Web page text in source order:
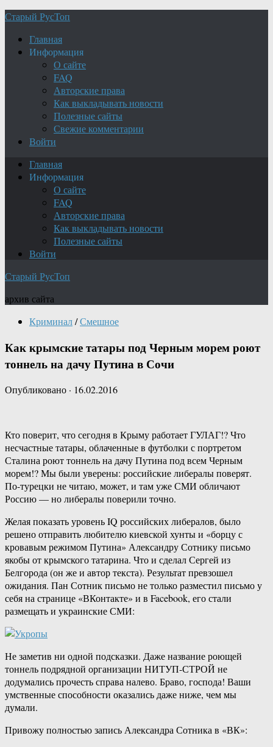
Старый РусТоп
Главная
Информация
О сайте
FAQ
Авторские права
Как выкладывать новости
Полезные сайты
Свежие комментарии
Войти
Главная
Информация
О сайте
FAQ
Авторские права
Как выкладывать новости
Полезные сайты
Войти
Старый РусТоп
архив сайта
Криминал/Смешное
Как крымские татары под Черным морем роют
тоннель на дачу Путина в Сочи
Опубликовано · 16.02.2016
Кто поверит, что сегодня в Крыму работает ГУЛАГ!? Что
несчастные татары, облаченные в футболки с портретом
Сталина роют тоннель на дачу Путина под всем Черным
морем!? Мы были уверены: российские либералы поверят.
По-турецки не читаю, может, и там уже СМИ обличают
Россию — но либералы поверили точно.
Желая показать уровень IQ российских либералов, было
решено отправить любителю киевской хунты и «борцу с
кровавым режимом Путина» Александру Сотнику письмо
якобы от крымского татарина. Что и сделал Сергей из
Белгорода (он же и автор текста). Результат превзошел
ожидания. Пан Сотник письмо не только разместил письмо у
себя на странице «ВКонтакте» и в Facebook, его стали
размещать и украинские СМИ:
Не заметив ни одной подсказки. Даже название роющей
тоннель подрядной организации НИТУП-СТРОЙ не
додумались прочесть справа налево. Браво, господа! Ваши
умственные способности оказались даже ниже, чем мы
думали.
Привожу полностью запись Александра Сотника в «ВК»: